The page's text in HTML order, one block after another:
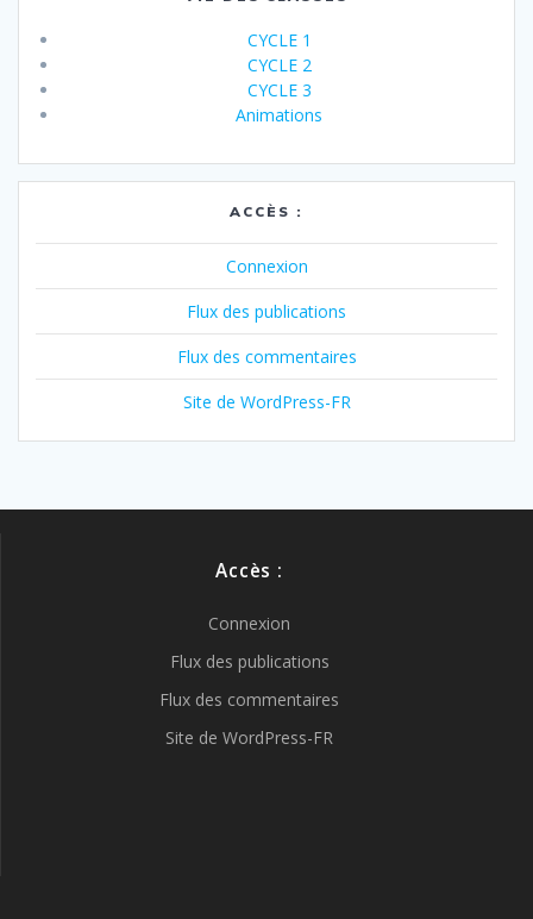
CYCLE 1
CYCLE 2
CYCLE 3
Animations
ACCÈS :
Connexion
Flux des publications
Flux des commentaires
Site de WordPress-FR
Accès :
Connexion
Flux des publications
Flux des commentaires
Site de WordPress-FR